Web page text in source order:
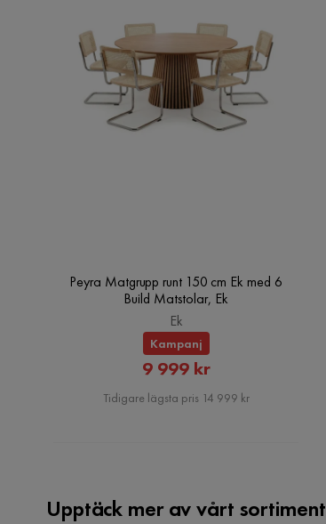
Peyra Matgrupp runt 150 cm Ek med 6
Build Matstolar, Ek
Ek
Kampanj
Rabatterat
Pris
9 999 kr
Tidigare lägsta pris 14 999 kr
Upptäck mer av vårt sortiment